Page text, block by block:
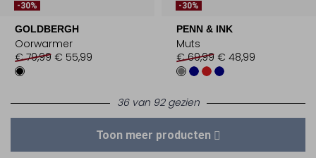
-30%
GOLDBERGH
Oorwarmer
€ 79,99 € 55,99
-30%
PENN & INK
Muts
€ 69,99 € 48,99
36 van 92 gezien
Toon meer producten